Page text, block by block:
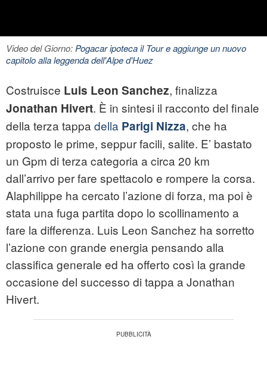
Video del Giorno:Pogacar ipoteca il Tour e aggiunge un nuovo
capitolo alla leggenda dell'Alpe d'Huez
Costruisce Luis Leon Sanchez, finalizza
Jonathan Hivert. È in sintesi il racconto del finale
della terza tappa della Parigi Nizza, che ha
proposto le prime, seppur facili, salite. E’ bastato
un Gpm di terza categoria a circa 20 km
dall’arrivo per fare spettacolo e rompere la corsa.
Alaphilippe ha cercato l’azione di forza, ma poi è
stata una fuga partita dopo lo scollinamento a
fare la differenza. Luis Leon Sanchez ha sorretto
l’azione con grande energia pensando alla
classifica generale ed ha offerto così la grande
occasione del successo di tappa a Jonathan
Hivert.